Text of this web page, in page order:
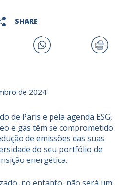
SHARE
de 2024
de Paris e pela agenda ESG,
e gás têm se comprometido
de emissões das suas
do seu portfólio de
energética.
no entanto, não será um